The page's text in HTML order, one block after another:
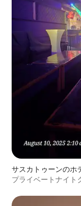
サスカトゥーンのホ
プライベートナイト